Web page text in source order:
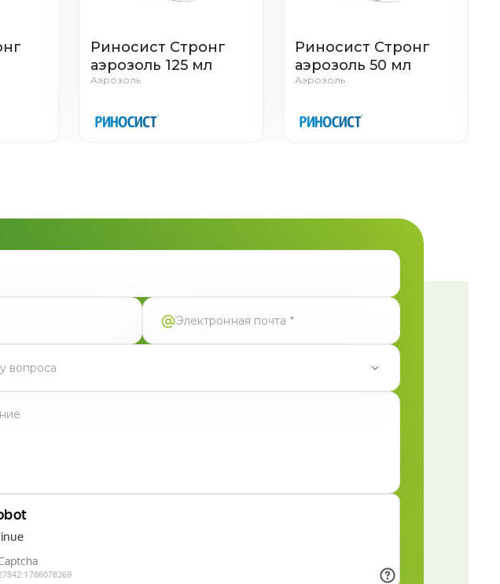
Риносист Стронг
аэрозоль 125 мл
Аэрозоль
Риносист Стронг
аэрозоль 50 мл
Аэрозоль
вопроса
СТМ